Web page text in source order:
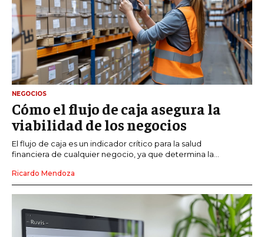
NEGOCIOS
Cómo el flujo de caja asegura la
viabilidad de los negocios
El flujo de caja es un indicador crítico para la salud
financiera de cualquier negocio, ya que determina la...
Ricardo Mendoza